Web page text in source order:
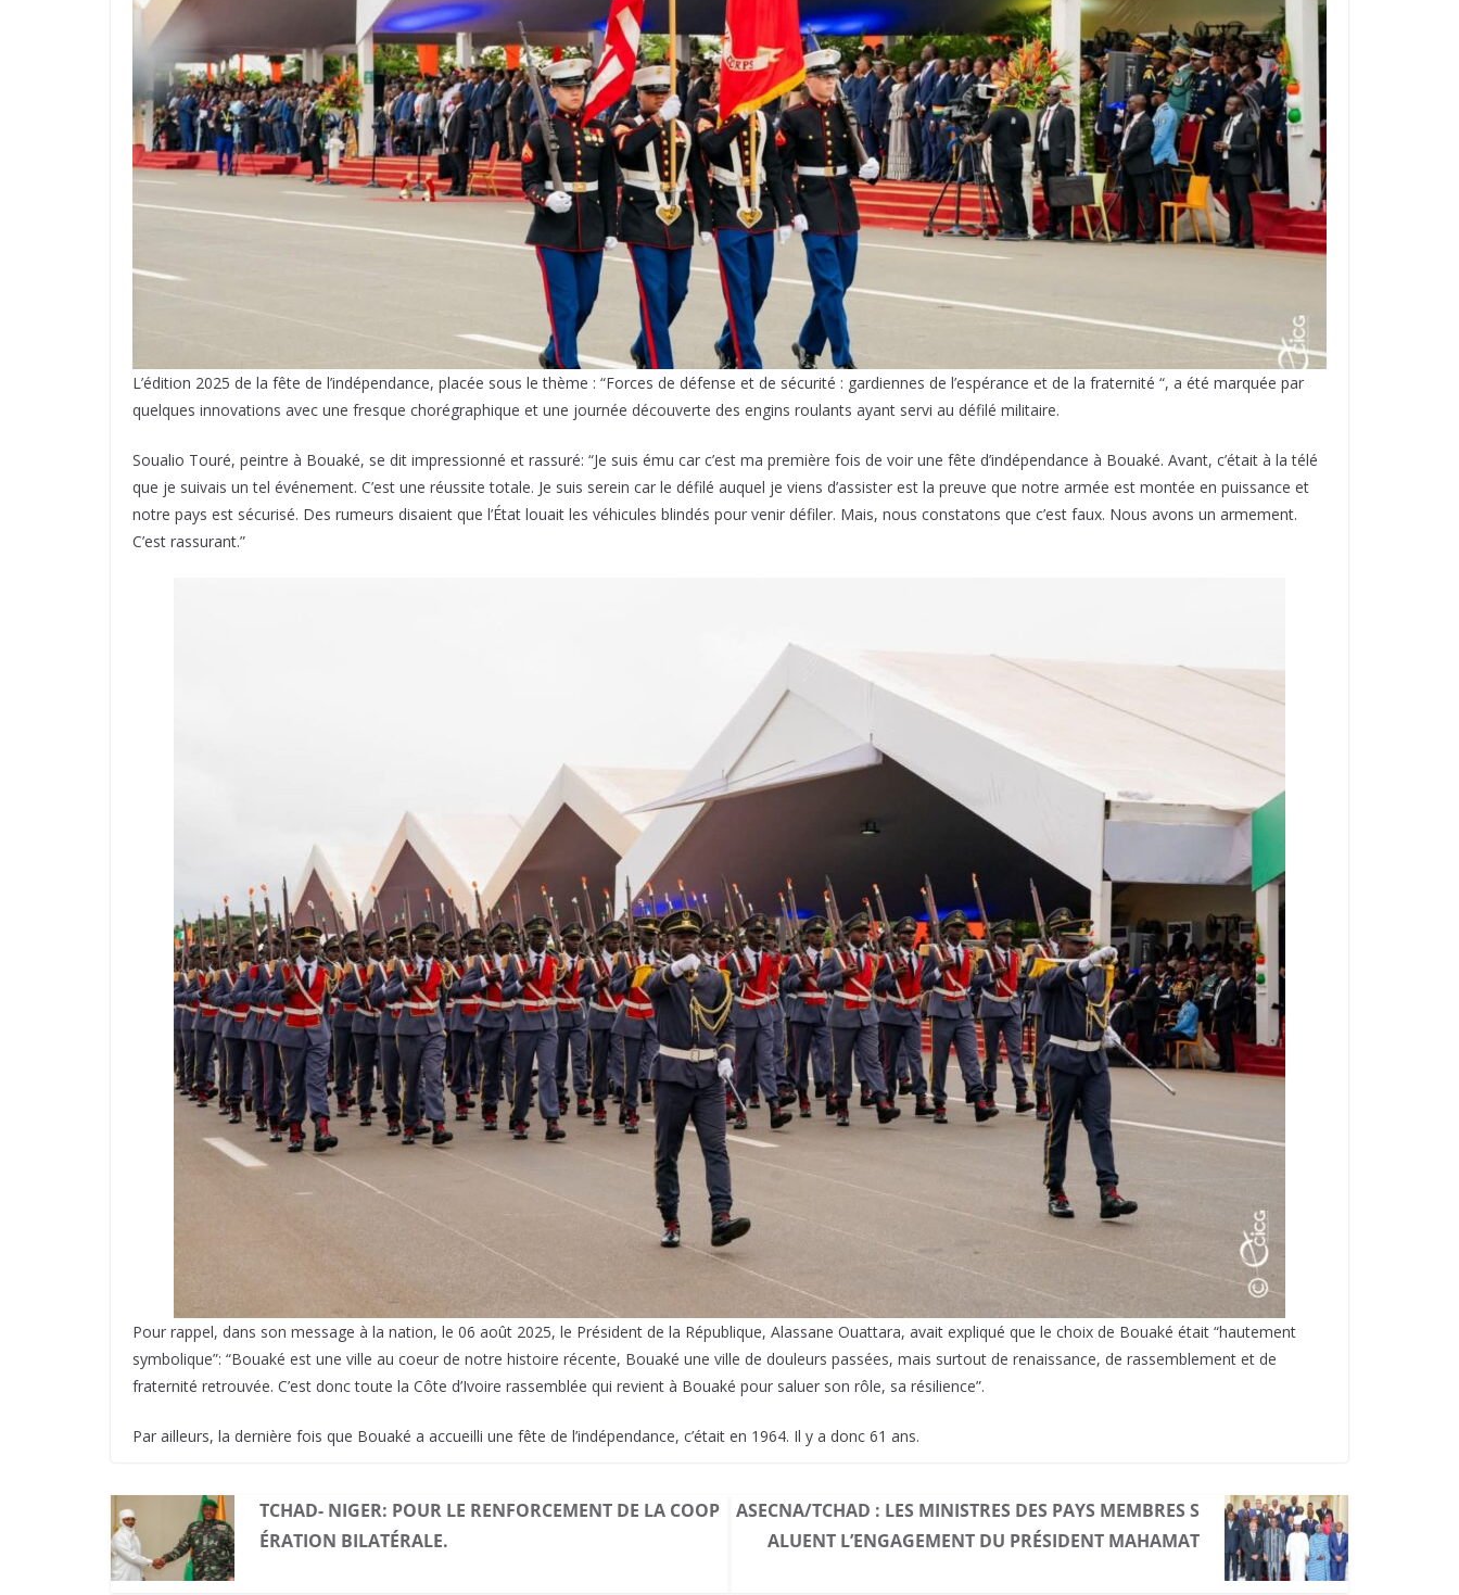
L’édition 2025 de la fête de l’indépendance, placée sous le thème : “Forces de défense et de sécurité : gardiennes de l’espérance et de la fraternité “, a été marquée par
quelques innovations avec une fresque chorégraphique et une journée découverte des engins roulants ayant servi au défilé militaire.
Soualio Touré, peintre à Bouaké, se dit impressionné et rassuré: “Je suis ému car c’est ma première fois de voir une fête d’indépendance à Bouaké. Avant, c’était à la télé
que je suivais un tel événement. C’est une réussite totale. Je suis serein car le défilé auquel je viens d’assister est la preuve que notre armée est montée en puissance et
notre pays est sécurisé. Des rumeurs disaient que l’État louait les véhicules blindés pour venir défiler. Mais, nous constatons que c’est faux. Nous avons un armement.
C’est rassurant.”
Pour rappel, dans son message à la nation, le 06 août 2025, le Président de la République, Alassane Ouattara, avait expliqué que le choix de Bouaké était “hautement
symbolique”: “Bouaké est une ville au coeur de notre histoire récente, Bouaké une ville de douleurs passées, mais surtout de renaissance, de rassemblement et de
fraternité retrouvée. C’est donc toute la Côte d’Ivoire rassemblée qui revient à Bouaké pour saluer son rôle, sa résilience”.
Par ailleurs, la dernière fois que Bouaké a accueilli une fête de l’indépendance, c’était en 1964. Il y a donc 61 ans.
TCHAD- NIGER: POUR LE RENFORCEMENT DE LA COOP
ÉRATION BILATÉRALE.
ASECNA/TCHAD : LES MINISTRES DES PAYS MEMBRES S
ALUENT L’ENGAGEMENT DU PRÉSIDENT MAHAMAT